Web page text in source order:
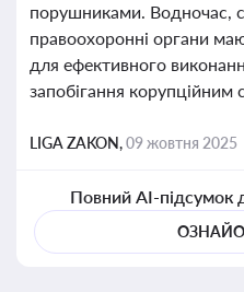
порушниками. Водночас,
правоохоронні органи
для ефективного
запобігання корупційним
LIGA ZAKON,09 жовтня 2025
Повний AI-підсумок